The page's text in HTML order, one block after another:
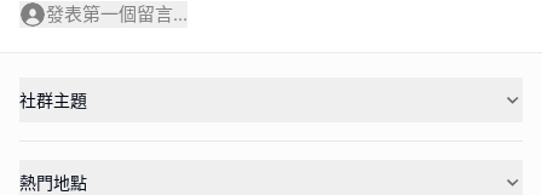
發表第一個留言...
社群主題
熱門地點